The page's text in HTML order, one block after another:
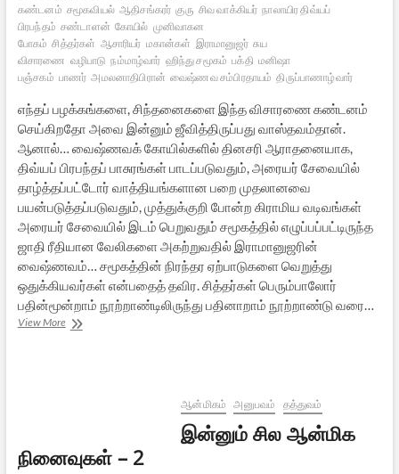
கண்டனம் சமூகவியல் ஆதிசங்கரர் குரு சிவ வாக்கியர் நாலாயிர திவ்யப்
பிரபந்தம் சண்டாளன் கோயில் முனிவாகன
போகம் சித்தர்கள் ஆசாரியர் மகான்கள் இராமானுஜர் சுய
விசாரணை வழிபாடு நம்மாழ்வார் ஹிந்து சமூகம் பக்தி மனிஷா
பஞ்சகம் பாணர் அமலனாதிபிரான் வைஷ்ணவ சம்பிரதாயம் திருப்பாணாழ்வார்
எந்தப் பழக்கங்களை, சிந்தனைகளை இந்த விசாரணை கண்டனம்
செய்கிறதோ அவை இன்னும் ஜீவித்திருப்பது வாஸ்தவம்தான்.
ஆனால்… வைஷ்ணவக் கோயில்களில் தினசரி ஆராதனையாக,
திவ்யப் பிரபந்தப் பாசுரங்கள் பாடப்படுவதும், அரையர் சேவையில்
தாழ்த்தப்பட்டோர் வாத்தியங்களான பறை முதலானவை
பயன்படுத்தப்படுவதும், முத்துக்குறி போன்ற கிராமிய வடிவங்கள்
அரையர் சேவையில் இடம் பெறுவதும் சமூகத்தில் எழுப்பப்பட்டிருந்த
ஜாதி ரீதியான வேலிகளை அகற்றுவதில் இராமானுஜரின்
வைஷ்ணவம்… சமூகத்தின் நிரந்தர ஏற்பாடுகளை வெறுத்து
ஒதுக்கியவர்கள் என்பதைத் தவிர. சித்தர்கள் பெரும்பாலோர்
பதின்மூன்றாம் நூற்றாண்டிலிருந்து பதினாறாம் நூற்றாண்டு வரை…
View Moreதலித்துகளும்
ஆன்மிகம்
அனுபவம் தத்துவம்
இன்னும் சில ஆன்மிக
நினைவுகள் – 2